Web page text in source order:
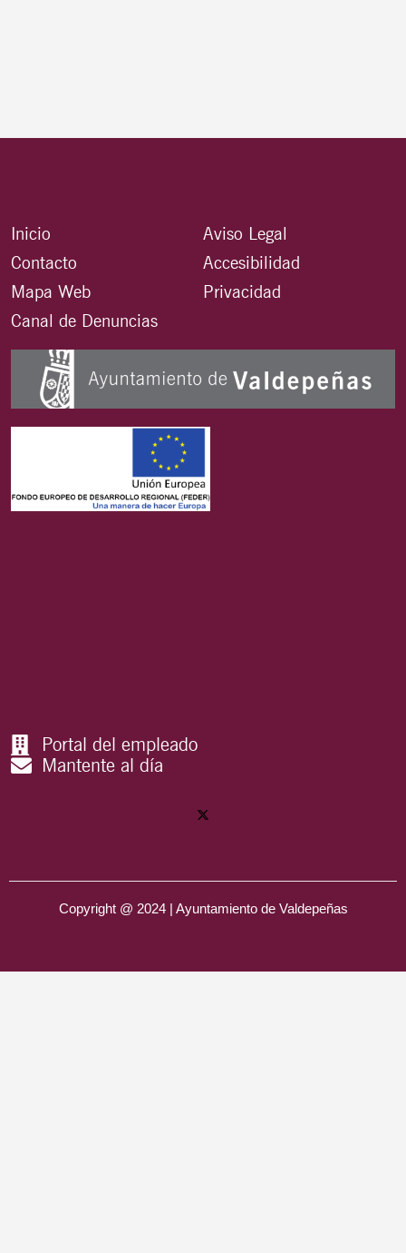
Inicio
Contacto
Mapa Web
Canal de Denuncias
Aviso Legal
Accesibilidad
Privacidad
Portal del empleado
Mantente al día
Copyright @ 2024 | Ayuntamiento de Valdepeñas